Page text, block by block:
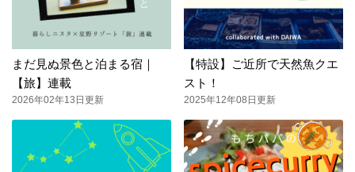
まだ見ぬ景色と泊まる宿｜
【旅】連載
2026年02年13日更新
【特設】ご近所で天然魚クエ
スト！
2025年12年08日更新